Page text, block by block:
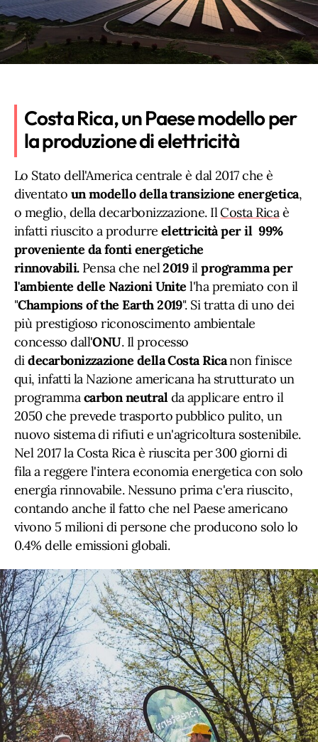
Costa Rica, un Paese modello per
la produzione di elettricità
Lo Stato dell'America centrale è dal 2017 che è
diventato un modello della transizione energetica,
o meglio, della decarbonizzazione. IlCosta Rica è
infatti riuscito a produrre elettricità per il 99%
proveniente da fonti energetiche
rinnovabili.Pensa che nel2019ilprogramma per
l'ambiente delle Nazioni Unite l'ha premiato con il
"Champions of the Earth 2019". Si tratta di uno dei
più prestigioso riconoscimento ambientale
concesso dall'ONU. Il processo
didecarbonizzazione della Costa Ricanon finisce
qui, infatti la Nazione americana ha strutturato un
programma carbon neutral da applicare entro il
2050 che prevede trasporto pubblico pulito, un
nuovo sistema di rifiuti e un'agricoltura sostenibile.
Nel 2017 la Costa Rica è riuscita per 300 giorni di
fila a reggere l'intera economia energetica con solo
energia rinnovabile. Nessuno prima c'era riuscito,
contando anche il fatto che nel Paese americano
vivono 5 milioni di persone che producono solo lo
0.4% delle emissioni globali.